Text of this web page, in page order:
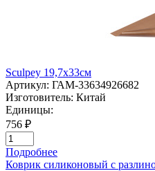
Sculpey 19,7х33см
Артикул: ГАМ-33634926682
Изготовитель: Китай
Единицы:
756 ₽
Подробнее
Коврик силиконовый с